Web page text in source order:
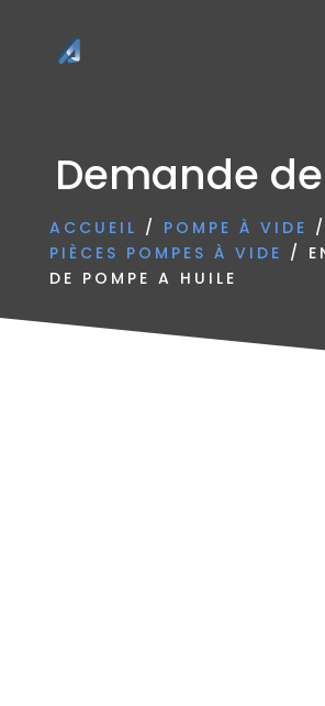
Demande
ACCUEIL / POMPE À VIDE /
PIÈCES POMPES À VIDE /
DE POMPE A HUILE